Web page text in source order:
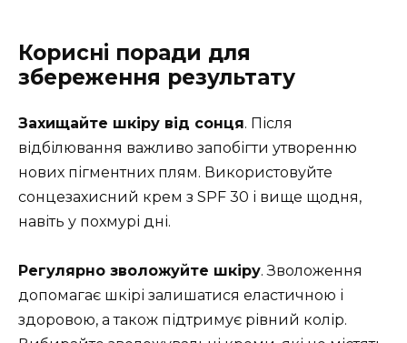
Корисні поради для
збереження результату
Захищайте шкіру від сонця. Після
відбілювання важливо запобігти утворенню
нових пігментних плям. Використовуйте
сонцезахисний крем з SPF 30 і вище щодня,
навіть у похмурі дні.
Регулярно зволожуйте шкіру. Зволоження
допомагає шкірі залишатися еластичною і
здоровою, а також підтримує рівний колір.